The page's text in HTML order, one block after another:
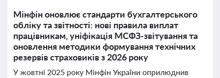
Мінфін оновлює стандарти бухгалтерського
обліку та звітності: нові правила виплат
працівникам, уніфікація МСФЗ-звітування та
оновлення методики формування технічних
резервів страховиків з 2026 року
У жовтні 2025 року Мінфін України оприлюднив